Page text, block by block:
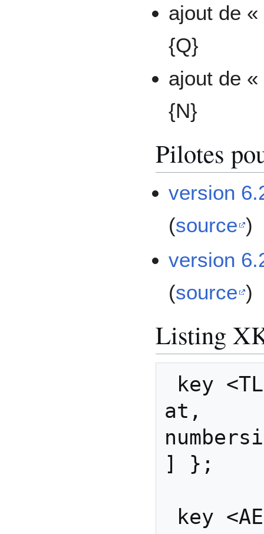
ajout de
{Q}
ajout de
{N}
Pilotes
version
(source )
version
(source )
Listing
at,
] };